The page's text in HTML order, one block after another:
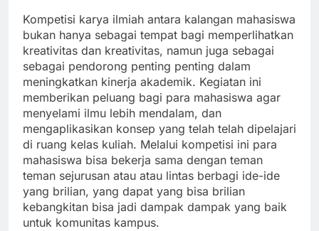
Kompetisi karya ilmiah antara kalangan mahasiswa
bukan hanya sebagai tempat bagi memperlihatkan
kreativitas dan kreativitas, namun juga sebagai
sebagai pendorong penting penting dalam
meningkatkan kinerja akademik. Kegiatan ini
memberikan peluang bagi para mahasiswa agar
menyelami ilmu lebih mendalam, dan
mengaplikasikan konsep yang telah telah dipelajari
di ruang kelas kuliah. Melalui kompetisi ini para
mahasiswa bisa bekerja sama dengan teman
teman sejurusan atau atau lintas berbagi ide-ide
yang brilian, yang dapat yang bisa brilian
kebangkitan bisa jadi dampak dampak yang baik
untuk komunitas kampus.